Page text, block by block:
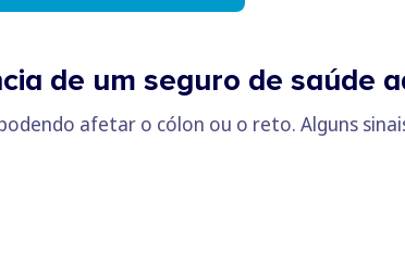
de um seguro de saúde
afetar o cólon ou o reto. Alguns